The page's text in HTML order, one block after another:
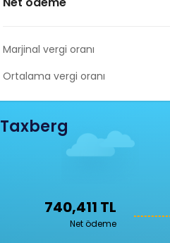
Marjinal vergi oranı
Ortalama vergi oranı
Taxberg
740,411 TL
Net ödeme